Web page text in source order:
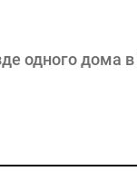
одного дома